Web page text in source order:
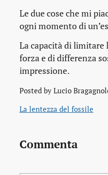
Le due cose che mi
ogni momento di
La capacità di limitare
forza e di differenza
impressione.
Posted by Lucio
La lentezza del fossile
Commenta